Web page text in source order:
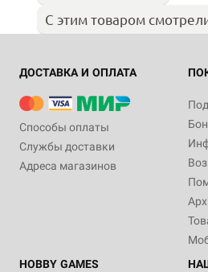
С этим товаром
ДОСТАВКА И ОПЛАТА
Способы оплаты
Службы доставки
Адреса магазинов
HOBBY GAMES